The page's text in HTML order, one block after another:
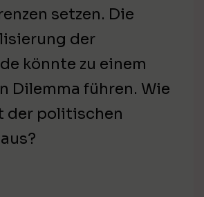
setzen. Die
der
könnte zu einem
Dilemma führen. Wie
der politischen